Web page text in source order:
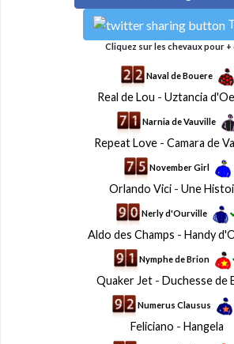
Cliquez sur les chevaux pour
Naval de Bouere
Real de Lou - Uztancia
Narnia de Vauville
Repeat Love - Camara de
November Girl
Orlando Vici - Une
Nerly d'Ourville
Aldo des Champs - Handy
Nymphe de Brion
Quaker Jet - Duchesse de
Numerus Clausus
Feliciano - Hangela